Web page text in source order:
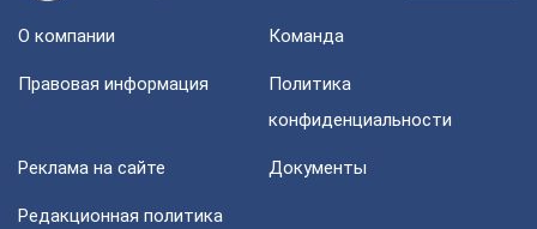
О компании Команда
Правовая информация
Политика
конфиденциальности
Реклама на сайте Документы
Редакционная политика